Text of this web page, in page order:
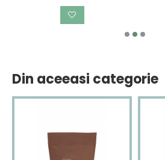
Din aceeasi categorie